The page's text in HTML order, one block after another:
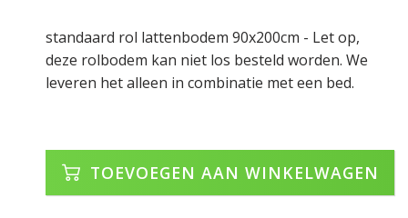
standaard rol lattenbodem 90x200cm - Let op,
deze rolbodem kan niet los besteld worden. We
leveren het alleen in combinatie met een bed.
TOEVOEGEN AAN WINKELWAGEN